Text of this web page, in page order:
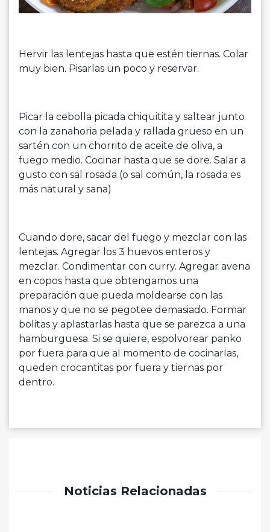
Hervir las lentejas hasta que estén tiernas. Colar
muy bien. Pisarlas un poco y reservar.
Picar la cebolla picada chiquitita y saltear junto
con la zanahoria pelada y rallada grueso en un
sartén con un chorrito de aceite de oliva, a
fuego medio. Cocinar hasta que se dore. Salar a
gusto con sal rosada (o sal común, la rosada es
más natural y sana)
Cuando dore, sacar del fuego y mezclar con las
lentejas. Agregar los 3 huevos enteros y
mezclar. Condimentar con curry. Agregar avena
en copos hasta que obtengamos una
preparación que pueda moldearse con las
manos y que no se pegotee demasiado. Formar
bolitas y aplastarlas hasta que se parezca a una
hamburguesa. Si se quiere, espolvorear panko
por fuera para que al momento de cocinarlas,
queden crocantitas por fuera y tiernas por
dentro.
Noticias Relacionadas